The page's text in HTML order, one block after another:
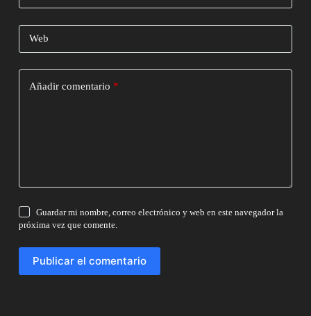
Web
Añadir comentario *
Guardar mi nombre, correo electrónico y web en este navegador la
próxima vez que comente.
Publicar el comentario